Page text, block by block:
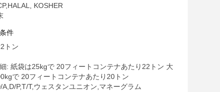
KOSHER
件
トン
: 紙袋は25kgで 20フィートコンテナあたり22トン 大
で 20フィートコンテナあたり20トン
P,T/T,ウェスタンユニオン,マネーグラム